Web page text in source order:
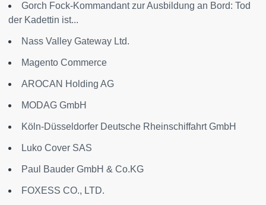
Gorch Fock-Kommandant zur Ausbildung an Bord: Tod
der Kadettin ist...
Nass Valley Gateway Ltd.
Magento Commerce
AROCAN Holding AG
MODAG GmbH
Köln-Düsseldorfer Deutsche Rheinschiffahrt GmbH
Luko Cover SAS
Paul Bauder GmbH & Co.KG
FOXESS CO., LTD.